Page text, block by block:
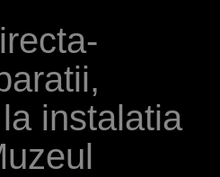
instalatia